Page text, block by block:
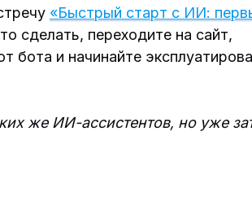
«Быстрый старт с ИИ:
сделать, переходите на сайт,
бота и начинайте
же ИИ-ассистентов, но уже